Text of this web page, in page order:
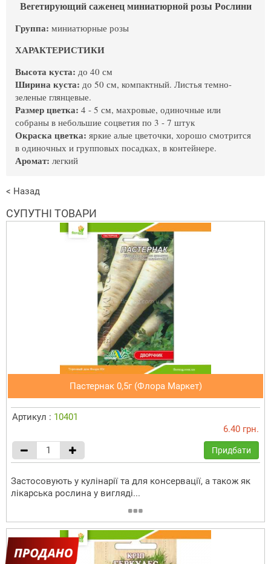
Вегетирующий саженец миниатюрной розы Рослини
Группа: миниатюрные розы
ХАРАКТЕРИСТИКИ
Высота куста: до 40 см
Ширина куста: до 50 см, компактный. Листья темно-
зеленые глянцевые.
Размер цветка: 4 - 5 см, махровые, одиночные или
собраны в небольшие соцветия по 3 - 7 штук
Окраска цветка: яркие алые цветочки, хорошо смотрится
в одиночных и групповых посадках, в контейнере.
Аромат: легкий
< Назад
СУПУТНІ ТОВАРИ
Пастернак 0,5г (Флора Маркет)
Артикул : 10401
6.40 грн.
Придбати
Застосовують у кулінарії та для консервації, а також як
лікарська рослина у вигляді...